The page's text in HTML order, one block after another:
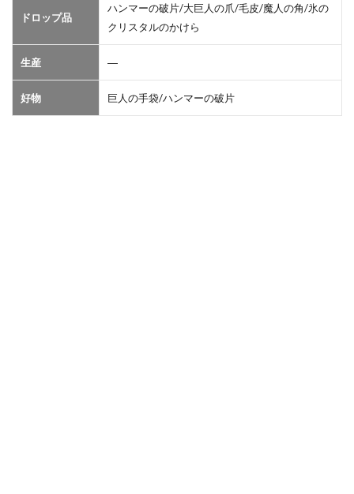
ドロップ品
ハンマーの破片/大巨人の爪/毛皮/魔人の角/氷の
クリスタルのかけら
生産 ―
好物 巨人の手袋/ハンマーの破片